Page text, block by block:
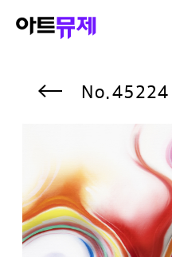
45224